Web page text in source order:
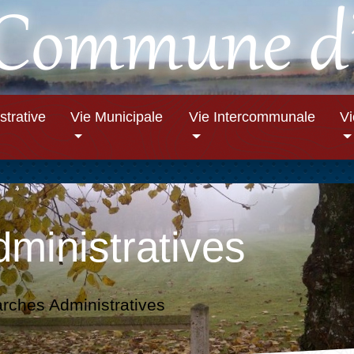
Vie Municipale Vie Intercommunale
Administratives